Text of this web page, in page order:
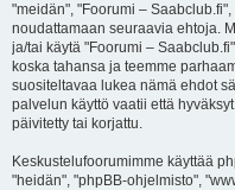
"meidän", "Foorumi –
noudattamaan seuraavia ehtoja.
ja/tai käytä "Foorumi –
koska tahansa ja teemme
suositeltavaa lukea nämä ehdot
palvelun käyttö vaatii että
päivitetty tai korjattu.
Keskustelufoorumimme käyttää
"heidän", "phpBB-ohjelmisto",